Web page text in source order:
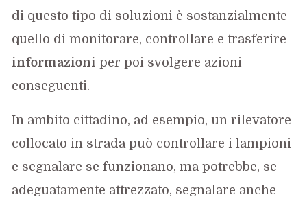
di questo tipo di soluzioni è sostanzialmente
quello di monitorare, controllare e trasferire
informazioni per poi svolgere azioni
conseguenti.
In ambito cittadino, ad esempio, un rilevatore
collocato in strada può controllare i lampioni
e segnalare se funzionano, ma potrebbe, se
adeguatamente attrezzato, segnalare anche